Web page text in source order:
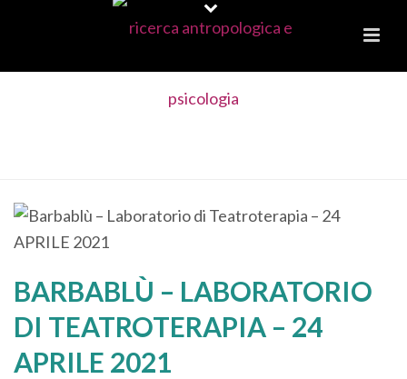
BARBABLÙ – LABORATORIO
DI TEATROTERAPIA – 24
APRILE 2021